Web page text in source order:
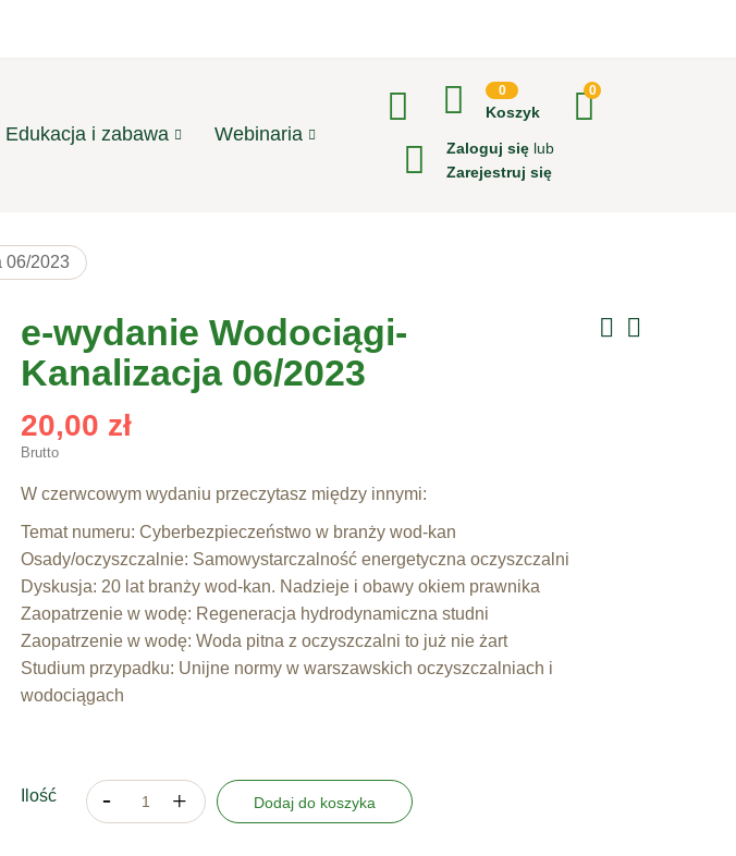
0
Koszyk
0
Zaloguj się lub
Zarejestruj się
Edukacja i zabawa Webinaria
06/2023
e-wydanie Wodociągi-
Kanalizacja 06/2023
20,00 zł
Brutto
W czerwcowym wydaniu przeczytasz między innymi:
Temat numeru: Cyberbezpieczeństwo w branży wod-kan
Osady/oczyszczalnie: Samowystarczalność energetyczna oczyszczalni
Dyskusja: 20 lat branży wod-kan. Nadzieje i obawy okiem prawnika
Zaopatrzenie w wodę: Regeneracja hydrodynamiczna studni
Zaopatrzenie w wodę: Woda pitna z oczyszczalni to już nie żart
Studium przypadku: Unijne normy w warszawskich oczyszczalniach i
wodociągach
Ilość Dodaj do koszyka